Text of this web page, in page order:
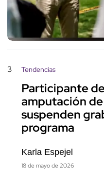
3 Tendencias
Participante
amputación
suspenden
programa
Karla Espejel
18 de mayo de 2026